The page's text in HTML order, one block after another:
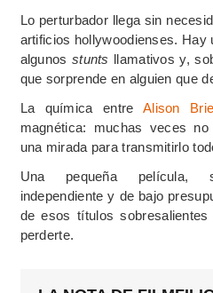
Lo perturbador llega sin
artificios hollywoodienses. Hay
algunos stunts llamativos y,
que sorprende en alguien que
La química entre Alison Brie
magnética: muchas veces
una mirada para transmitirlo
Una pequeña película,
independiente y de bajo
de esos títulos
perderte.